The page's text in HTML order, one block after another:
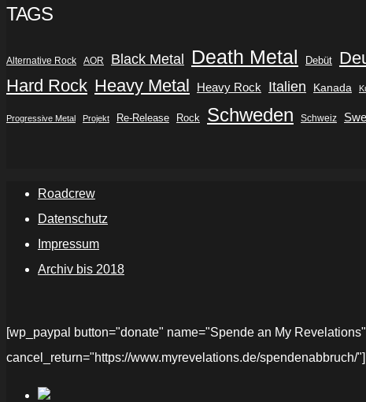
TAGS
Alternative Rock AOR Black Metal Death Metal Debüt
Hard Rock Heavy Metal Heavy Rock Italien Kanada
Progressive Metal Projekt Re-Release Rock Schweden Schweiz
Roadcrew
Datenschutz
Impressum
Archiv bis 2018
[wp_paypal button="donate" name="Spende an My
cancel_return="https://www.myrevelations.de/spendenabbruch/"]